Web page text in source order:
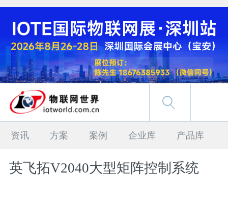
资讯 方案 案例 企业库 产品库
英飞拓V2040大型矩阵控制系统